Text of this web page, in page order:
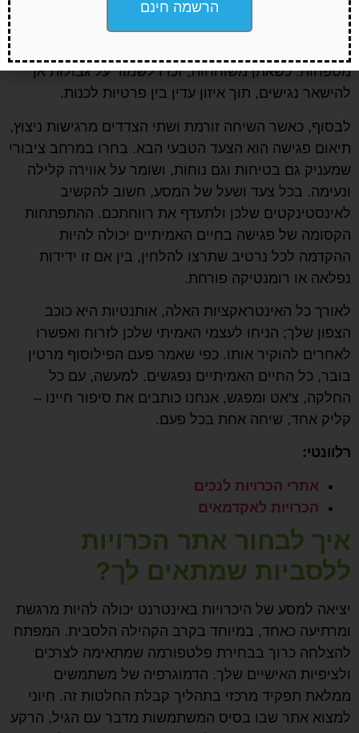
בכבוד ובפתיחות. ניסוח מסר שהוא גם אישי וגם מרתק
יכול לסלול את הדרך לדיאלוג משמעותי. זכרי, לא מדובר
בכמות המסרים שנשלחים, אלא באיכות הקשרים שאתן
מטפחות. כשאתן משוחחות, זכרו לשמור על גבולות אך
להישאר נגישים, תוך איזון עדין בין פרטיות לכנות.
לבסוף, כאשר השיחה זורמת ושתי הצדדים מרגישות ניצוץ,
תיאום פגישה הוא הצעד הטבעי הבא. בחרו במרחב ציבורי
שמעניק גם בטיחות וגם נוחות, ושומר על אווירה קלילה
ונעימה. בכל צעד ושעל של המסע, חשוב להקשיב
לאינסטינקטים שלכן ולתעדף את רווחתכם. ההתפתחות
הקסומה של פגישה בחיים האמיתיים יכולה להיות
ההקדמה לכל נרטיב שתרצו להלחין, בין אם זו ידידות
נפלאה או רומנטיקה פורחת.
לאורך כל האינטראקציות האלה, אותנטיות היא כוכב
הצפון שלך; הניחו לעצמי האמיתי שלכן לזרוח ואפשרו
לאחרים להוקיר אותו. כפי שאמר פעם הפילוסוף מרטין
בובר, כל החיים האמיתיים נפגשים. למעשה, עם כל
החלקה, צ'אט ומפגש, אנחנו כותבים את סיפור חיינו –
קליק אחד, שיחה אחת בכל פעם.
רלוונטי:
אתרי הכרויות לנכים
הכרויות לאקדמאים
איך לבחור אתר הכרויות
ללסביות שמתאים לך?
יציאה למסע של היכרויות באינטרנט יכולה להיות מרגשת
ומרתיעה כאחד, במיוחד בקרב הקהילה הלסבית. המפתח
להצלחה כרוך בבחירת פלטפורמה שמתאימה לצרכים
ולציפיות האישיים שלך. הדמוגרפיה של משתמשים
ממלאת תפקיד מרכזי בתהליך קבלת החלטות זה. חיוני
למצוא אתר שבו בסיס המשתמשות מדבר עם הגיל, הרקע
הרשמה חינם